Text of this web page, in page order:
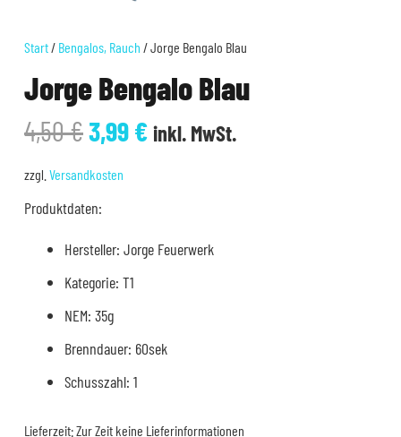
Start/ Bengalos, Rauch / Jorge Bengalo Blau
Jorge Bengalo Blau
4,50€Ursprünglicher
Preis
war:
4,50 €
3,99€Aktueller
inkl. MwSt.
zzgl. Versandkosten
Produktdaten:
Hersteller: Jorge Feuerwerk
Kategorie: T1
NEM: 35g
Brenndauer: 60sek
Schusszahl: 1
Lieferzeit:Zur Zeit keine Lieferinformationen